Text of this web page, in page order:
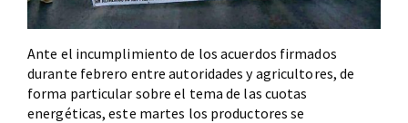
Ante el incumplimiento de los acuerdos firmados
durante febrero entre autoridades y agricultores, de
forma particular sobre el tema de las cuotas
energéticas, este martes los productores se